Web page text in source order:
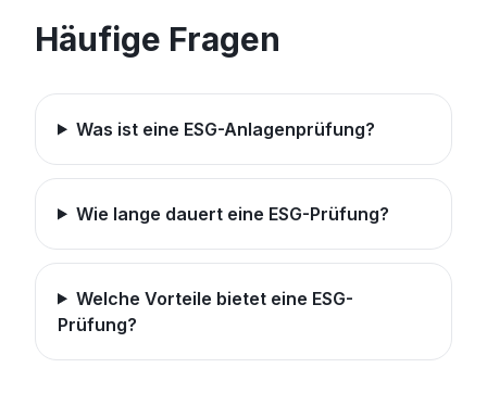
Häufige Fragen
Was ist eine ESG-Anlagenprüfung?
Wie lange dauert eine ESG-Prüfung?
Welche Vorteile bietet eine ESG-
Prüfung?